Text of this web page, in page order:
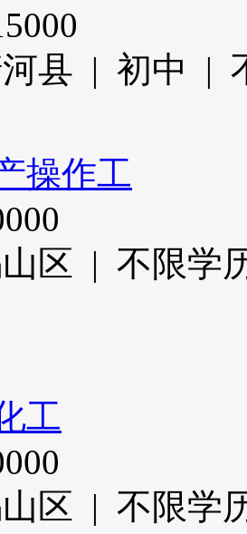
河县 | 初中 |
操作工
山区 | 不限
工
山区 | 不限